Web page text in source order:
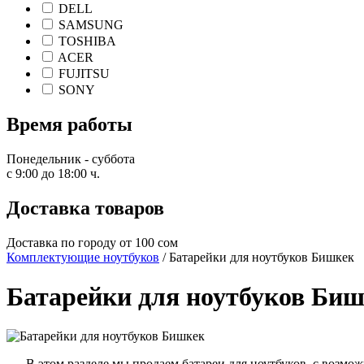
DELL
SAMSUNG
TOSHIBA
ACER
FUJITSU
SONY
Время работы
Понедельник - суббота
с 9:00 до 18:00 ч.
Доставка товаров
Доставка по городу от 100 сом
Комплектующие ноутбуков / Батарейки для ноутбуков Бишкек
Батарейки для ноутбуков